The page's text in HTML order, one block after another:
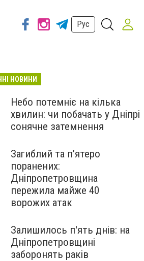
Рус
НОВИНИ
Небо потемніє на кілька
хвилин: чи побачать у Дніпрі
сонячне затемнення
Загиблий та п’ятеро
поранених:
Дніпропетровщина
пережила майже 40
ворожих атак
Залишилось п'ять днів: на
Дніпропетровщині
заборонять раків